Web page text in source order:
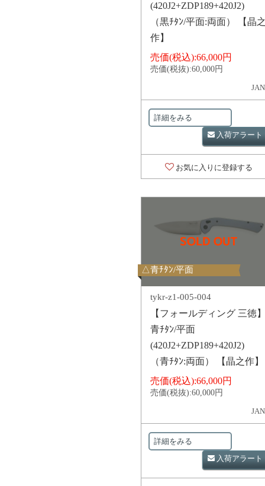
(420J2+ZDP189+420J2)
（黒ﾁﾀﾝ/平面:両面） 【晶
作】
売価(税込):66,000円
売価(税抜):60,000円
詳細をみる
入荷アラート
お気に入りに登録する
△青ﾁﾀﾝ/平面
tykr-z1-005-004
【フォールディング 三徳
青ﾁﾀﾝ/平面
(420J2+ZDP189+420J2)
（青ﾁﾀﾝ:両面） 【晶之作】
売価(税込):66,000円
売価(税抜):60,000円
詳細をみる
入荷アラート